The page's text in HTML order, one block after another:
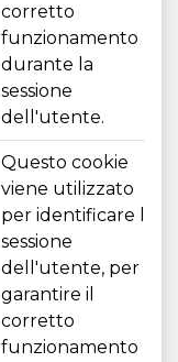
corretto
funzionamento
durante la
sessione
dell'utente.
Questo cookie
viene utilizzato
per identificare la
sessione
dell'utente, per
garantire il
corretto
funzionamento